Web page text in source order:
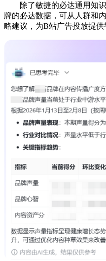
除了敏捷的必达通用知
牌的必达数据，可从人群和
略建议，为B站广告投放提供